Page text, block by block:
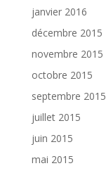
janvier 2016
décembre 2015
novembre 2015
octobre 2015
septembre 2015
juillet 2015
juin 2015
mai 2015